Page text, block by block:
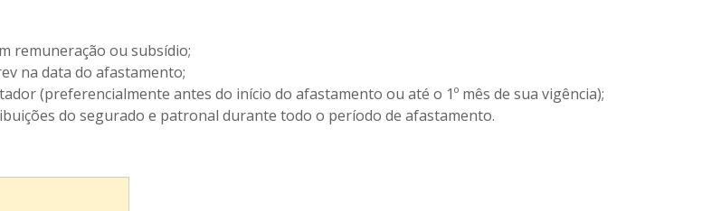
remuneração ou subsídio;
na data do afastamento;
(preferencialmente antes do início do afastamento ou até o 1º mês de sua vigência);
do segurado e patronal durante todo o período de afastamento.